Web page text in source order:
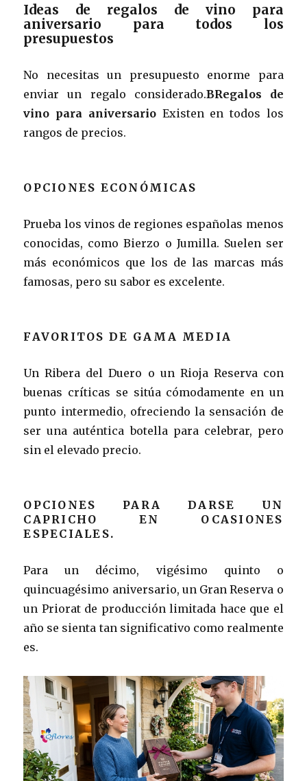
Ideas de regalos de vino para
aniversario para todos los
presupuestos
No necesitas un presupuesto enorme para
enviar un regalo considerado.BRegalos de
vino para aniversario Existen en todos los
rangos de precios.
OPCIONES ECONÓMICAS
Prueba los vinos de regiones españolas menos
conocidas, como Bierzo o Jumilla. Suelen ser
más económicos que los de las marcas más
famosas, pero su sabor es excelente.
FAVORITOS DE GAMA MEDIA
Un Ribera del Duero o un Rioja Reserva con
buenas críticas se sitúa cómodamente en un
punto intermedio, ofreciendo la sensación de
ser una auténtica botella para celebrar, pero
sin el elevado precio.
OPCIONES PARA DARSE UN
CAPRICHO EN OCASIONES
ESPECIALES.
Para un décimo, vigésimo quinto o
quincuagésimo aniversario, un Gran Reserva o
un Priorat de producción limitada hace que el
año se sienta tan significativo como realmente
es.